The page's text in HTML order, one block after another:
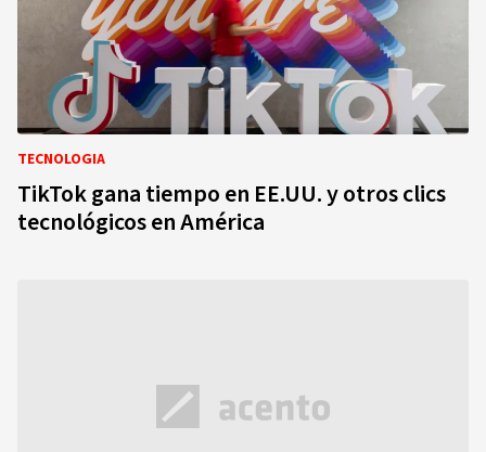
TECNOLOGIA
TikTok gana tiempo en EE.UU. y otros clics
tecnológicos en América